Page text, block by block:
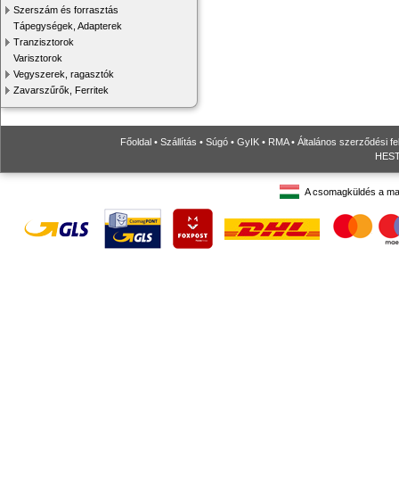
Szerszám és forrasztás
Tápegységek, Adapterek
Tranzisztorok
Varisztorok
Vegyszerek, ragasztók
Zavarszűrők, Ferritek
Főoldal • Szállítás • Súgó • GyIK • RMA• Általános szerződési
A csomagküldés a